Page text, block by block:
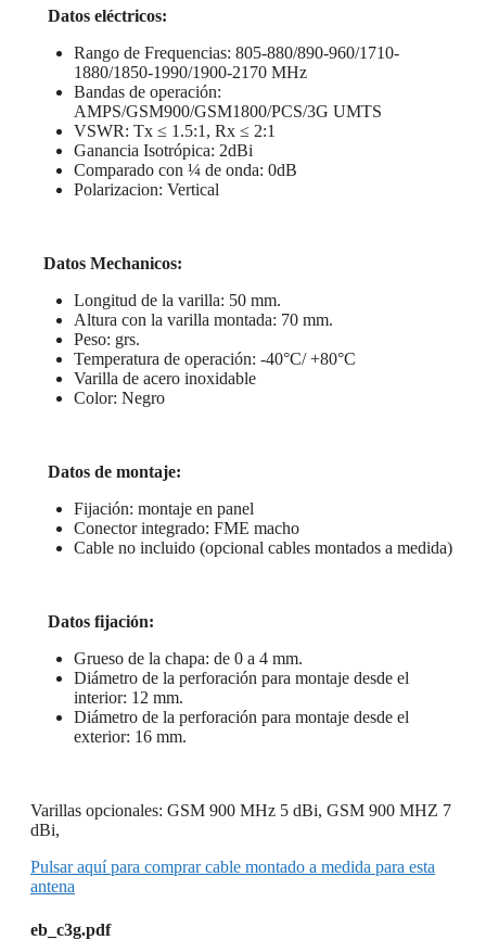
Datos eléctricos:
Rango de Frequencias: 805-880/890-960/1710-
1880/1850-1990/1900-2170 MHz
Bandas de operación:
AMPS/GSM900/GSM1800/PCS/3G UMTS
VSWR: Tx ≤ 1.5:1, Rx ≤ 2:1
Ganancia Isotrópica: 2dBi
Comparado con ¼ de onda: 0dB
Polarizacion: Vertical
Datos Mechanicos:
Longitud de la varilla: 50 mm.
Altura con la varilla montada: 70 mm.
Peso: grs.
Temperatura de operación: -40°C/ +80°C
Varilla de acero inoxidable
Color: Negro
Datos de montaje:
Fijación: montaje en panel
Conector integrado: FME macho
Cable no incluido (opcional cables montados a medida)
Datos fijación:
Grueso de la chapa: de 0 a 4 mm.
Diámetro de la perforación para montaje desde el
interior: 12 mm.
Diámetro de la perforación para montaje desde el
exterior: 16 mm.
Varillas opcionales: GSM 900 MHz 5 dBi, GSM 900 MHZ 7
dBi,
Pulsar aquí para comprar cable montado a medida para esta
antena
eb_c3g.pdf